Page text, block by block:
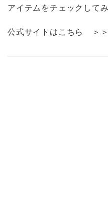
アイテムをチェックして
公式サイトはこちら ＞